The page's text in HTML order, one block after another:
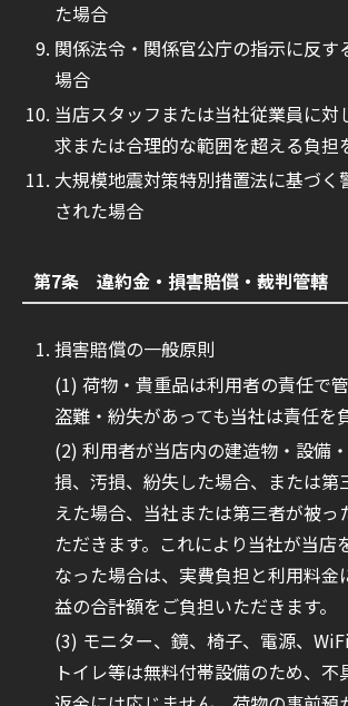
た場合
関係法令・関係官公庁の指示に反す
場合
当店スタッフまたは当社従業員に対
求または合理的な範囲を超える負担
大規模地震対策特別措置法に基づく
された場合
第7条 違約金・損害賠償・裁判管轄
損害賠償の一般原則
荷物・貴重品は利用者の責任で管
盗難・紛失があっても当社は責任を
利用者が当店内の建造物・設備
損、汚損、紛失した場合、または第
えた場合、当社または第三者が被っ
ただきます。これにより当社が当店
なった場合は、実費負担と利用料金
益の合計額をご負担いただきます。
モニター、鏡、椅子、電源、
トイレ等は無料付帯設備のため、不